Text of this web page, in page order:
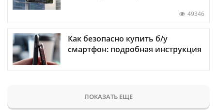
49346
Как безопасно купить б/у
смартфон: подробная инструкция
ПОКАЗАТЬ ЕЩЕ